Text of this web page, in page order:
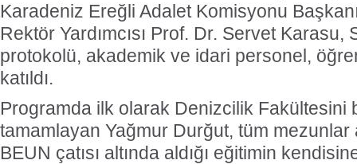
Karadeniz Ereğli Adalet Komisyonu
Rektör Yardımcısı Prof. Dr. Servet
protokolü, akademik ve idari personel,
katıldı.
Programda ilk olarak Denizcilik Fakültesini
tamamlayan Yağmur Durğut, tüm mezunlar
BEUN çatısı altında aldığı eğitimin